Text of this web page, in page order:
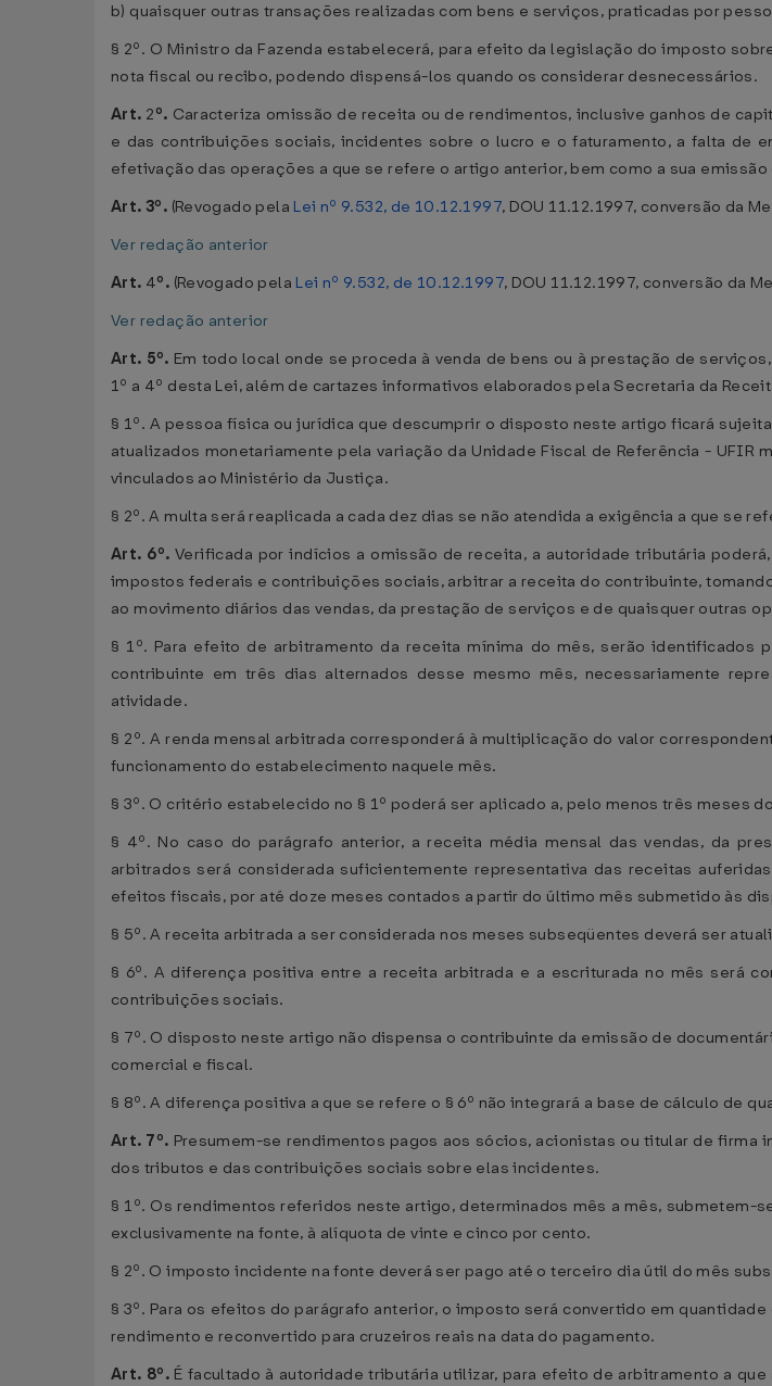
b) quaisquer outras transações realizadas com bens e serviços, praticadas por
§ 2º. O Ministro da Fazenda estabelecerá, para efeito da legislação do imposto
nota fiscal ou recibo, podendo dispensá-los quando os considerar desnecessários.
Art. 2º. Caracteriza omissão de receita ou de rendimentos, inclusive ganhos de
e das contribuições sociais, incidentes sobre o lucro e o faturamento, a falta de
efetivação das operações a que se refere o artigo anterior, bem como a sua
Art. 3º. (Revogado pela Lei nº 9.532, de 10.12.1997, DOU 11.12.1997, conversão da
Ver redação anterior
Art. 4º. (Revogado pela Lei nº 9.532, de 10.12.1997, DOU 11.12.1997, conversão da
Ver redação anterior
Art. 5º. Em todo local onde se proceda à venda de bens ou à prestação de
1º a 4º desta Lei, além de cartazes informativos elaborados pela Secretaria da
§ 1º. A pessoa física ou jurídica que descumprir o disposto neste artigo ficará
atualizados monetariamente pela variação da Unidade Fiscal de Referência -
vinculados ao Ministério da Justiça.
§ 2º. A multa será reaplicada a cada dez dias se não atendida a exigência a que se
Art. 6º.Verificada por indícios a omissão de receita, a autoridade tributária
impostos federais e contribuições sociais, arbitrar a receita do contribuinte,
ao movimento diários das vendas, da prestação de serviços e de quaisquer outras
§ 1º. Para efeito de arbitramento da receita mínima do mês, serão
contribuinte em três dias alternados desse mesmo mês, necessariamente
atividade.
§ 2º. A renda mensal arbitrada corresponderá à multiplicação do valor
funcionamento do estabelecimento naquele mês.
§ 3º. O critério estabelecido no § 1º poderá ser aplicado a, pelo menos três meses
§ 4º. No caso do parágrafo anterior, a receita média mensal das vendas, da
arbitrados será considerada suficientemente representativa das receitas
efeitos fiscais, por até doze meses contados a partir do último mês submetido às
§ 5º. A receita arbitrada a ser considerada nos meses subseqüentes deverá ser
§ 6º. A diferença positiva entre a receita arbitrada e a escriturada no mês será
contribuições sociais.
§ 7º. O disposto neste artigo não dispensa o contribuinte da emissão de
comercial e fiscal.
§ 8º. A diferença positiva a que se refere o § 6º não integrará a base de cálculo de
Art. 7º. Presumem-se rendimentos pagos aos sócios, acionistas ou titular de
dos tributos e das contribuições sociais sobre elas incidentes.
§ 1º. Os rendimentos referidos neste artigo, determinados mês a mês,
exclusivamente na fonte, à alíquota de vinte e cinco por cento.
§ 2º. O imposto incidente na fonte deverá ser pago até o terceiro dia útil do mês
§ 3º. Para os efeitos do parágrafo anterior, o imposto será convertido em
rendimento e reconvertido para cruzeiros reais na data do pagamento.
Art. 8º. É facultado à autoridade tributária utilizar, para efeito de arbitramento a